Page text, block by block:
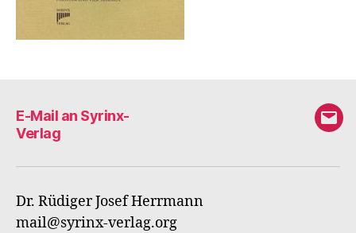
E-Mail an Syrinx-
Verlag
E-
an
Dr. Rüdiger Josef Herrmann
mail@syrinx-verlag.org